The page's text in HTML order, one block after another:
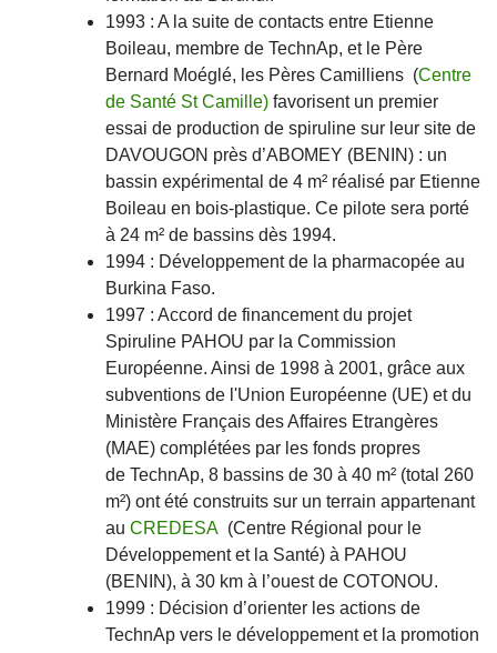
1993 : A la suite de contacts entre Etienne
Boileau, membre de TechnAp, et le Père
Bernard Moéglé, les Pères Camilliens (Centre
de Santé St Camille) favorisent un premier
essai de production de spiruline sur leur site de
DAVOUGON près d’ABOMEY (BENIN) : un
bassin expérimental de 4 m² réalisé par Etienne
Boileau en bois-plastique. Ce pilote sera porté
à 24 m² de bassins dès 1994.
1994 : Développement de la pharmacopée au
Burkina Faso.
1997 : Accord de financement du projet
Spiruline PAHOU par la Commission
Européenne. Ainsi de 1998 à 2001, grâce aux
subventions de l'Union Européenne (UE) et du
Ministère Français des Affaires Etrangères
(MAE) complétées par les fonds propres
de TechnAp, 8 bassins de 30 à 40 m² (total 260
m²) ont été construits sur un terrain appartenant
au CREDESA (Centre Régional pour le
Développement et la Santé) à PAHOU
(BENIN), à 30 km à l’ouest de COTONOU.
1999 : Décision d’orienter les actions de
TechnAp vers le développement et la promotion